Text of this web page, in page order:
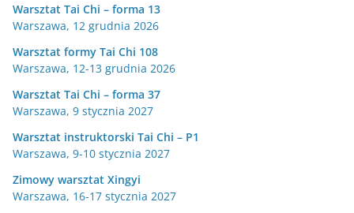
Warsztat Tai Chi – forma 13
Warszawa, 12 grudnia 2026
Warsztat formy Tai Chi 108
Warszawa, 12-13 grudnia 2026
Warsztat Tai Chi – forma 37
Warszawa, 9 stycznia 2027
Warsztat instruktorski Tai Chi – P1
Warszawa, 9-10 stycznia 2027
Zimowy warsztat Xingyi
Warszawa, 16-17 stycznia 2027